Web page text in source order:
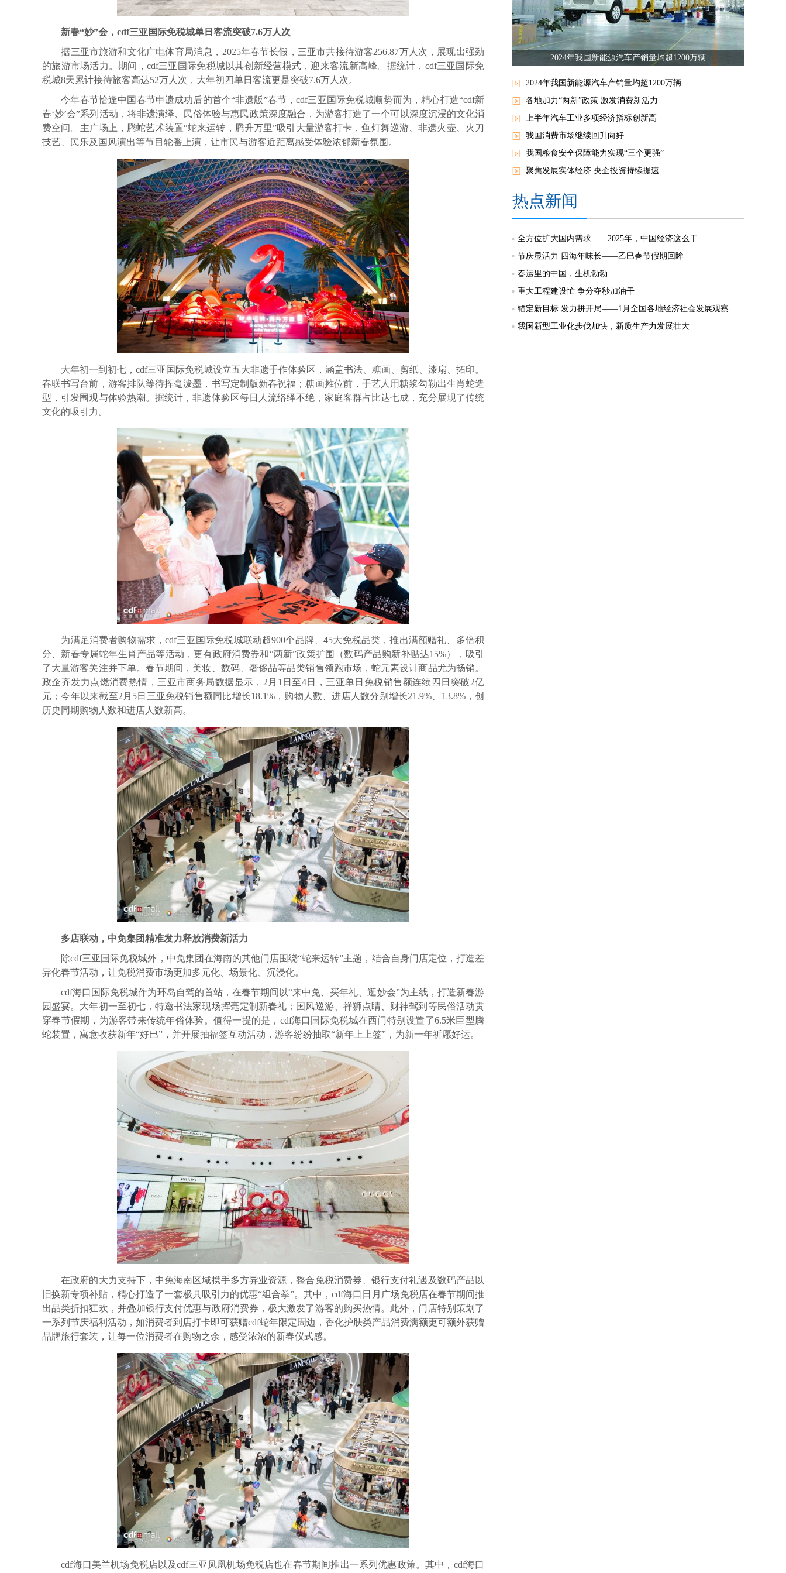
新春“妙”会，cdf三亚国际免税城单日客流突破7.6万人次
据三亚市旅游和文化广电体育局消息，2025年春节长假，三亚市共接待游客256.87万人次，展现出强劲
的旅游市场活力。期间，cdf三亚国际免税城以其创新经营模式，迎来客流新高峰。据统计，cdf三亚国际免
税城8天累计接待旅客高达52万人次，大年初四单日客流更是突破7.6万人次。
今年春节恰逢中国春节申遗成功后的首个“非遗版”春节，cdf三亚国际免税城顺势而为，精心打造“cdf新
春‘妙’会”系列活动，将非遗演绎、民俗体验与惠民政策深度融合，为游客打造了一个可以深度沉浸的文化消
费空间。主广场上，腾蛇艺术装置“蛇来运转，腾升万里”吸引大量游客打卡，鱼灯舞巡游、非遗火壶、火刀
技艺、民乐及国风演出等节目轮番上演，让市民与游客近距离感受体验浓郁新春氛围。
大年初一到初七，cdf三亚国际免税城设立五大非遗手作体验区，涵盖书法、糖画、剪纸、漆扇、拓印。
春联书写台前，游客排队等待挥毫泼墨，书写定制版新春祝福；糖画摊位前，手艺人用糖浆勾勒出生肖蛇造
型，引发围观与体验热潮。据统计，非遗体验区每日人流络绎不绝，家庭客群占比达七成，充分展现了传统
文化的吸引力。
为满足消费者购物需求，cdf三亚国际免税城联动超900个品牌、45大免税品类，推出满额赠礼、多倍积
分、新春专属蛇年生肖产品等活动，更有政府消费券和“两新”政策扩围（数码产品购新补贴达15%），吸引
了大量游客关注并下单。春节期间，美妆、数码、奢侈品等品类销售领跑市场，蛇元素设计商品尤为畅销。
政企齐发力点燃消费热情，三亚市商务局数据显示，2月1日至4日，三亚单日免税销售额连续四日突破2亿
元；今年以来截至2月5日三亚免税销售额同比增长18.1%，购物人数、进店人数分别增长21.9%、13.8%，创
历史同期购物人数和进店人数新高。
多店联动，中免集团精准发力释放消费新活力
除cdf三亚国际免税城外，中免集团在海南的其他门店围绕“蛇来运转”主题，结合自身门店定位，打造差
异化春节活动，让免税消费市场更加多元化、场景化、沉浸化。
cdf海口国际免税城作为环岛自驾的首站，在春节期间以“来中免、买年礼、逛妙会”为主线，打造新春游
园盛宴。大年初一至初七，特邀书法家现场挥毫定制新春礼；国风巡游、祥狮点睛、财神驾到等民俗活动贯
穿春节假期，为游客带来传统年俗体验。值得一提的是，cdf海口国际免税城在西门特别设置了6.5米巨型腾
蛇装置，寓意收获新年“好巳”，并开展抽福签互动活动，游客纷纷抽取“新年上上签”，为新一年祈愿好运。
在政府的大力支持下，中免海南区域携手多方异业资源，整合免税消费券、银行支付礼遇及数码产品以
旧换新专项补贴，精心打造了一套极具吸引力的优惠“组合拳”。其中，cdf海口日月广场免税店在春节期间推
出品类折扣狂欢，并叠加银行支付优惠与政府消费券，极大激发了游客的购买热情。此外，门店特别策划了
一系列节庆福利活动，如消费者到店打卡即可获赠cdf蛇年限定周边，香化护肤类产品消费满额更可额外获赠
品牌旅行套装，让每一位消费者在购物之余，感受浓浓的新春仪式感。
cdf海口美兰机场免税店以及cdf三亚凤凰机场免税店也在春节期间推出一系列优惠政策。其中，cdf海口
2024年我国新能源汽车产销量均超1200万辆
2024年我国新能源汽车产销量均超1200万辆
各地加力“两新”政策 激发消费新活力
上半年汽车工业多项经济指标创新高
我国消费市场继续回升向好
我国粮食安全保障能力实现“三个更强”
聚焦发展实体经济 央企投资持续提速
热点新闻
全方位扩大国内需求——2025年，中国经济这么干
节庆显活力 四海年味长——乙巳春节假期回眸
春运里的中国，生机勃勃
重大工程建设忙 争分夺秒加油干
锚定新目标 发力拼开局——1月全国各地经济社会发展观察
我国新型工业化步伐加快，新质生产力发展壮大